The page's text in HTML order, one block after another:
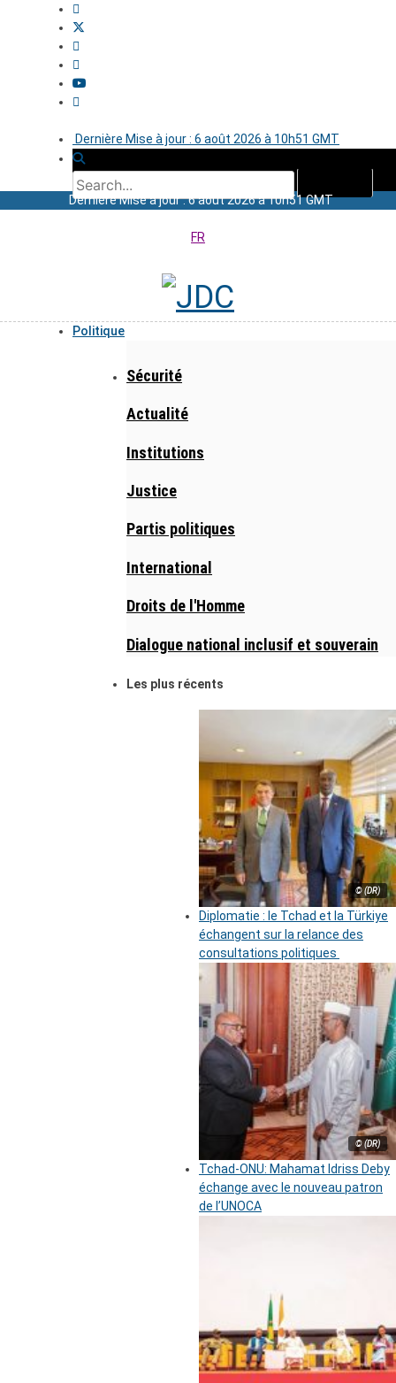
Dernière Mise à jour : 6 août 2026 à 10h51 GMT
Dernière Mise à jour : 6 août 2026 à 10h51 GMT
FR
Politique
Sécurité
Actualité
Institutions
Justice
Partis politiques
International
Droits de l'Homme
Dialogue national inclusif et souverain
Les plus récents
© (DR)
Diplomatie : le Tchad et la Türkiye
échangent sur la relance des
consultations politiques
© (DR)
Tchad-ONU: Mahamat Idriss Deby
échange avec le nouveau patron
de l’UNOCA